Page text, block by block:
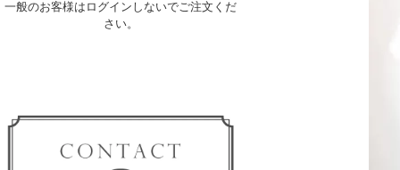
一般のお客様はログインしないでご注文くだ
さい。